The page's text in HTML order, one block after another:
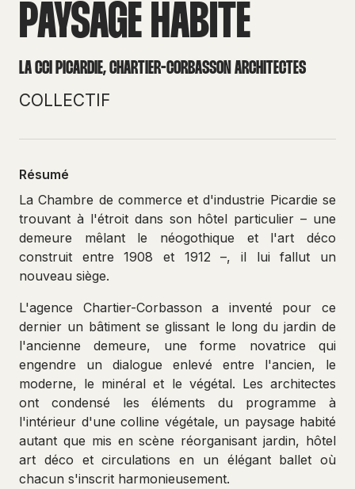
PAYSAGE HABITÉ
LA CCI PICARDIE, CHARTIER-CORBASSON ARCHITECTES
COLLECTIF
Résumé
La Chambre de commerce et d'industrie Picardie se
trouvant à l'étroit dans son hôtel particulier – une
demeure mêlant le néogothique et l'art déco
construit entre 1908 et 1912 –, il lui fallut un
nouveau siège.
L'agence Chartier-Corbasson a inventé pour ce
dernier un bâtiment se glissant le long du jardin de
l'ancienne demeure, une forme novatrice qui
engendre un dialogue enlevé entre l'ancien, le
moderne, le minéral et le végétal. Les architectes
ont condensé les éléments du programme à
l'intérieur d'une colline végétale, un paysage habité
autant que mis en scène réorganisant jardin, hôtel
art déco et circulations en un élégant ballet où
chacun s'inscrit harmonieusement.